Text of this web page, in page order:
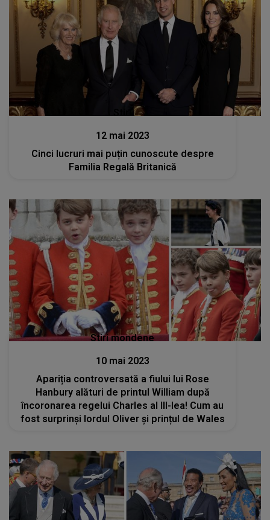
12 mai 2023
Cinci lucruri mai puțin cunoscute despre
Familia Regală Britanică
Stiri mondene
10 mai 2023
Apariția controversată a fiului lui Rose
Hanbury alături de printul William după
încoronarea regelui Charles al III-lea! Cum au
fost surprinși lordul Oliver și prințul de Wales